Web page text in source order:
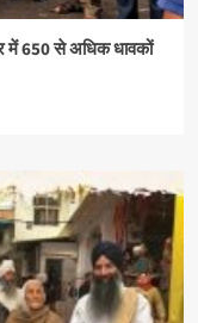
में 650 से अधिक धावकों